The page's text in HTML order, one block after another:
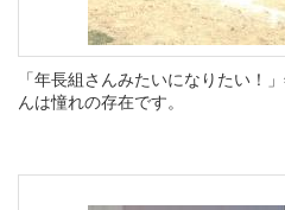
「年長組さんみたいになりたい！」
んは憧れの存在です。